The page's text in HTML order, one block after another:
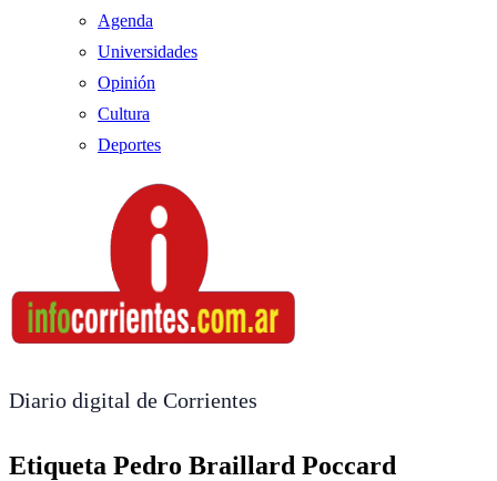
Agenda
Universidades
Opinión
Cultura
Deportes
Diario digital de Corrientes
Etiqueta Pedro Braillard Poccard